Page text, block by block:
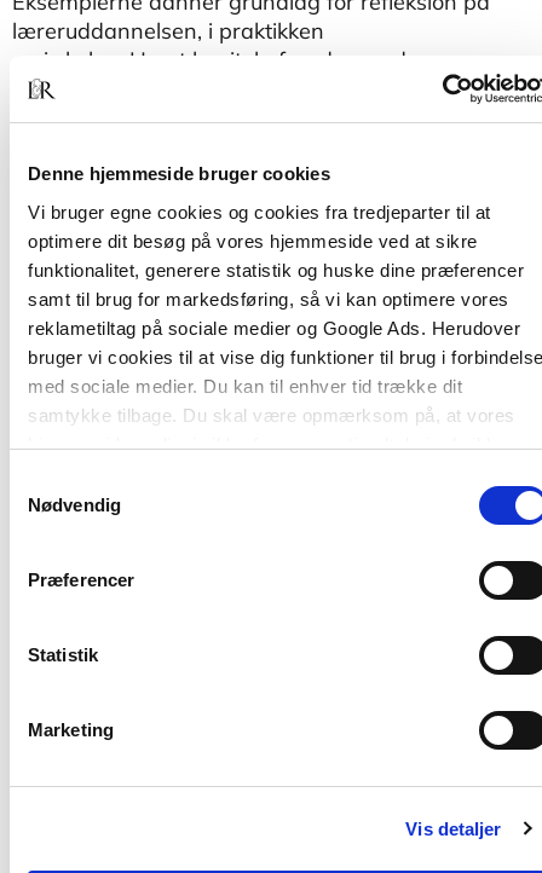
Denne hjemmeside bruger cookies
Vi bruger egne cookies og cookies fra tredjeparter til at
optimere dit besøg på vores hjemmeside ved at sikre
funktionalitet, generere statistik og huske dine præferencer
samt til brug for markedsføring, så vi kan optimere vores
reklametiltag på sociale medier og Google Ads. Herudover
bruger vi cookies til at vise dig funktioner til brug i
med sociale medier. Du kan til enhver tid trække dit
samtykke tilbage. Du skal være opmærksom på, at vores
hjemmeside muligvis ikke fungerer optimalt, hvis du ikke
Nødvendig
Præferencer
Statistik
Marketing
Vis detaljer
læreruddannelsen, i praktikken
og i skolen. Hvert kapitel afrundes med
perspektiverende øvelser og ideer til praksis.
sundheds- og seksualundervisning (SuSe) samt
lærere og pædagoger i grundskolen (SSF).
Til bogen hører et skema, som kan downloades i
PDF-format under fanen "Downloads" her på
siden.
Andre har også købt